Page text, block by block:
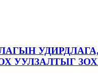
УУЛЗАЛТЫГ